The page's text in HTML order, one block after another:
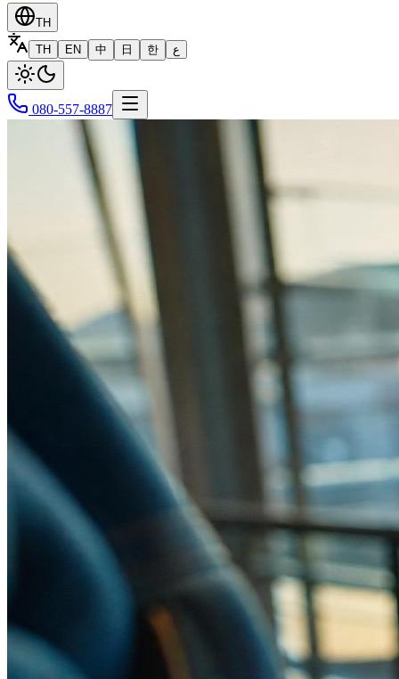
TH
TH
EN 中 日 한 ع
080-557-8887